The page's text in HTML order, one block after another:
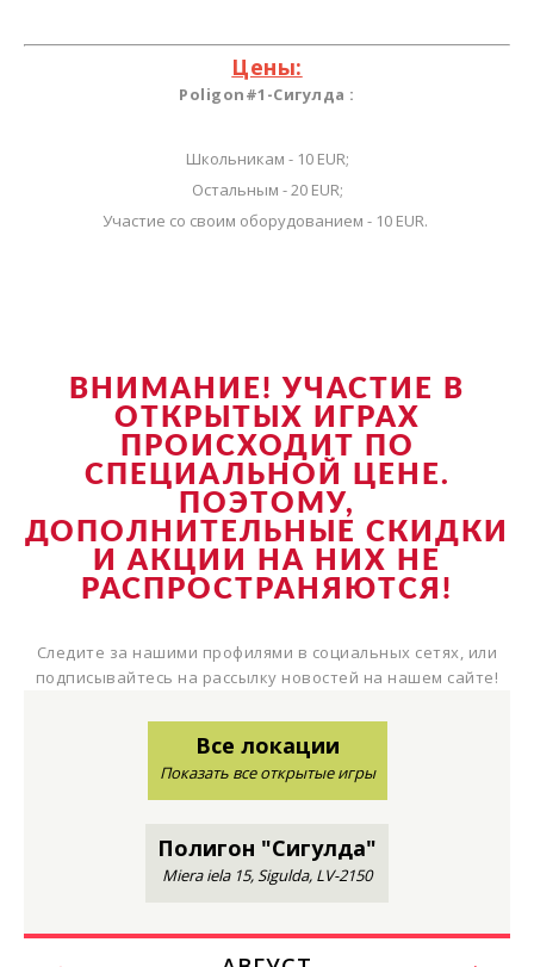
Цены:
Poligon#1-Сигулда :
Школьникам - 10 EUR;
Остальным - 20 EUR;
Участие со своим оборудованием - 10 EUR.
ВНИМАНИЕ! УЧАСТИЕ В
ОТКРЫТЫХ ИГРАХ
ПРОИСХОДИТ ПО
СПЕЦИАЛЬНОЙ ЦЕНЕ.
ПОЭТОМУ,
ДОПОЛНИТЕЛЬНЫЕ СКИДКИ
И АКЦИИ НА НИХ НЕ
РАСПРОСТРАНЯЮТСЯ!
Следите за нашими профилями в социальных сетях, или
подписывайтесь на рассылку новостей на нашем сайте!
Все локации
Показать все открытые игры
Полигон "Сигулда"
Miera iela 15, Sigulda, LV-2150